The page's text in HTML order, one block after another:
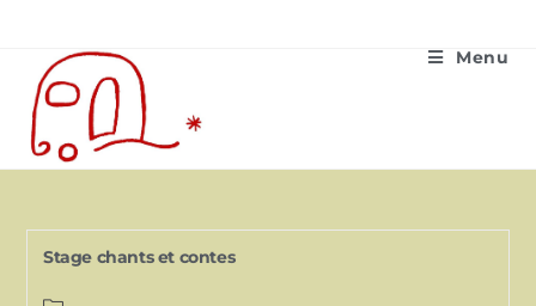
Menu
Stage chants et contes